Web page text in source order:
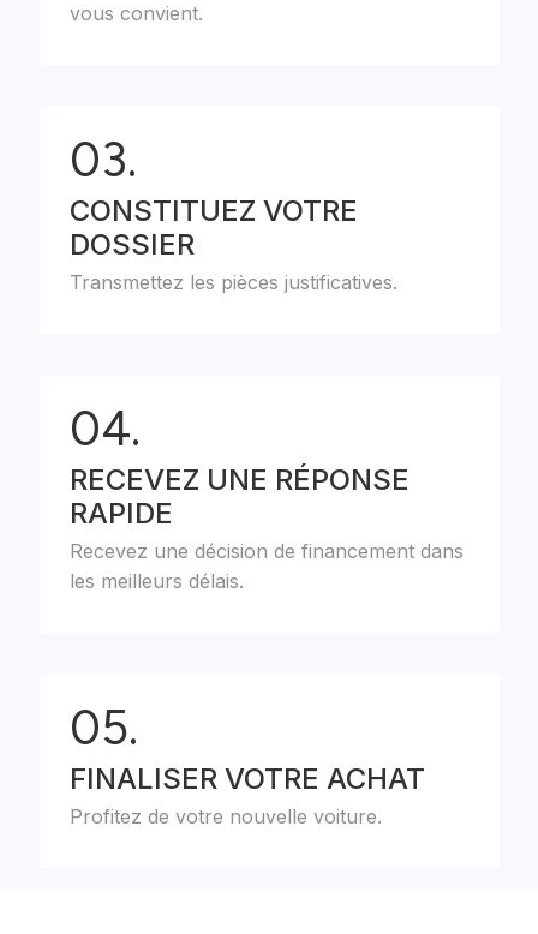
vous convient.
03.
CONSTITUEZ VOTRE
DOSSIER
Transmettez les pièces justificatives.
04.
RECEVEZ UNE RÉPONSE
RAPIDE
Recevez une décision de financement dans
les meilleurs délais.
05.
FINALISER VOTRE ACHAT
Profitez de votre nouvelle voiture.